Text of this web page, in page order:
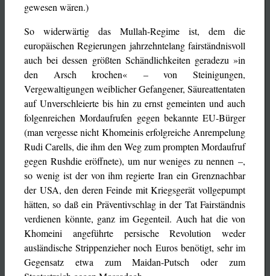
gewesen wären.)
So widerwärtig das Mullah-Regime ist, dem die
europäischen Regierungen jahrzehntelang fairständnisvoll
auch bei dessen größten Schändlichkeiten geradezu »in
den Arsch krochen« – von Steinigungen,
Vergewaltigungen weiblicher Gefangener, Säureattentaten
auf Unverschleierte bis hin zu ernst gemeinten und auch
folgenreichen Mordaufrufen gegen bekannte EU-Bürger
(man vergesse nicht Khomeinis erfolgreiche Anrempelung
Rudi Carells, die ihm den Weg zum prompten Mordaufruf
gegen Rushdie eröffnete), um nur weniges zu nennen –,
so wenig ist der von ihm regierte Iran ein Grenznachbar
der USA, den deren Feinde mit Kriegsgerät vollgepumpt
hätten, so daß ein Präventivschlag in der Tat Fairständnis
verdienen könnte, ganz im Gegenteil. Auch hat die von
Khomeini angeführte persische Revolution weder
ausländische Strippenzieher noch Euros benötigt, sehr im
Gegensatz etwa zum Maidan-Putsch oder zum